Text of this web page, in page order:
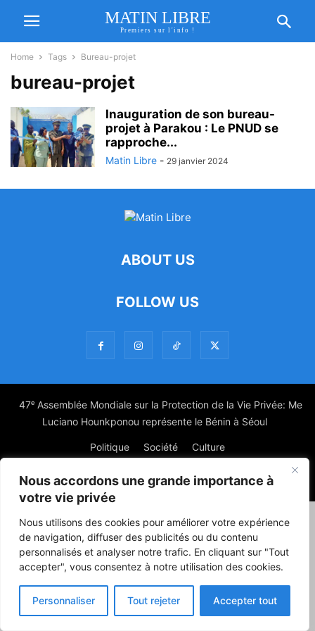
Nous accordons une grande importance à
votre vie privée
Nous utilisons des cookies pour améliorer votre expérience
de navigation, diffuser des publicités ou du contenu
personnalisés et analyser notre trafic. En cliquant sur "Tout
accepter", vous consentez à notre utilisation des cookies.
Personnaliser Tout rejeter Accepter tout
MATIN LIBRE
Premiers sur l'info !
Home Tags Bureau-projet
bureau-projet
Inauguration de son bureau-
projet à Parakou : Le PNUD se
rapproche...
Matin Libre - 29 janvier 2024
ABOUT US
FOLLOW US
47ᵉ Assemblée Mondiale sur la Protection de la Vie Privée: Me
Luciano Hounkponou représente le Bénin à Séoul
Politique Société Culture
© Powered by digitXplus Francophone